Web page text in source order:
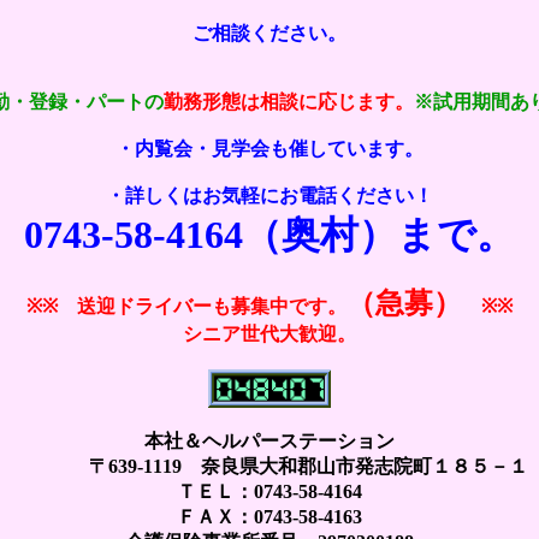
ご相談ください。
・登録・パートの勤務形態は相談に応じます。 ※試用期間あ
・内覧会・見学会も催しています。
・詳しくはお気軽にお電話ください！
0743-58-4164（奥村）まで。
※※ 送迎ドライバーも募集中です。 （急募）
※※
シニア世代大歓迎。
本社＆ヘルパーステーション
〒639-1119 奈良県大和郡山市発志院町１８５－１
ＴＥＬ：0743-58-4164
ＦＡＸ：0743-58-4163